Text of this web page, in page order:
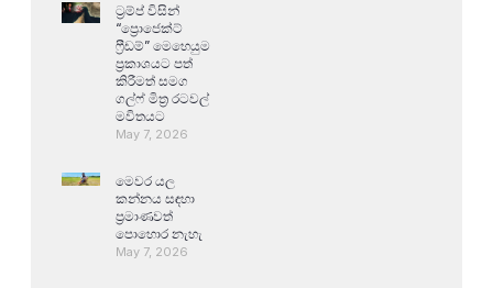
ට්‍රම්ප් විසින්
“ප්‍රොජෙක්ට්
ෆ්‍රීඩම්” මෙහෙයුම
ප්‍රකාශයට පත්
කිරීමත් සමග
ගල්ෆ් මිත්‍ර රටවල්
මවිතයට
May 7, 2026
මෙවර යල
කන්නය සඳහා
ප්‍රමාණවත්
පොහොර නැහැ
May 7, 2026